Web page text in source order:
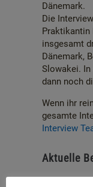
Dänemark.
Die
Praktikantin
insgesamt
Dänemark,
Slowakei.
dann noch
Wenn ihr
gesamte
Interview
Aktuelle